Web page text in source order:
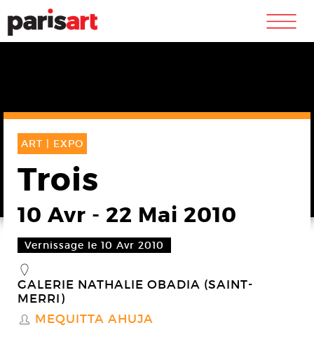
m
ART | EXPO
Trois
10 Avr - 22 Mai 2010
Vernissage le 10 Avr 2010
_
GALERIE NATHALIE OBADIA (SAINT-
MERRI)
S MEQUITTA AHUJA